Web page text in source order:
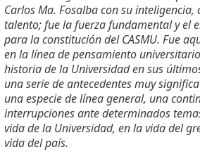
Carlos Ma. Fosalba con su inteligencia,
talento; fue la fuerza fundamental y el
para la constitución del CASMU. Fue
en la línea de pensamiento
historia de la Universidad en sus
una serie de antecedentes muy
una especie de línea general, una
interrupciones ante determinados
vida de la Universidad, en la vida del
vida del país.